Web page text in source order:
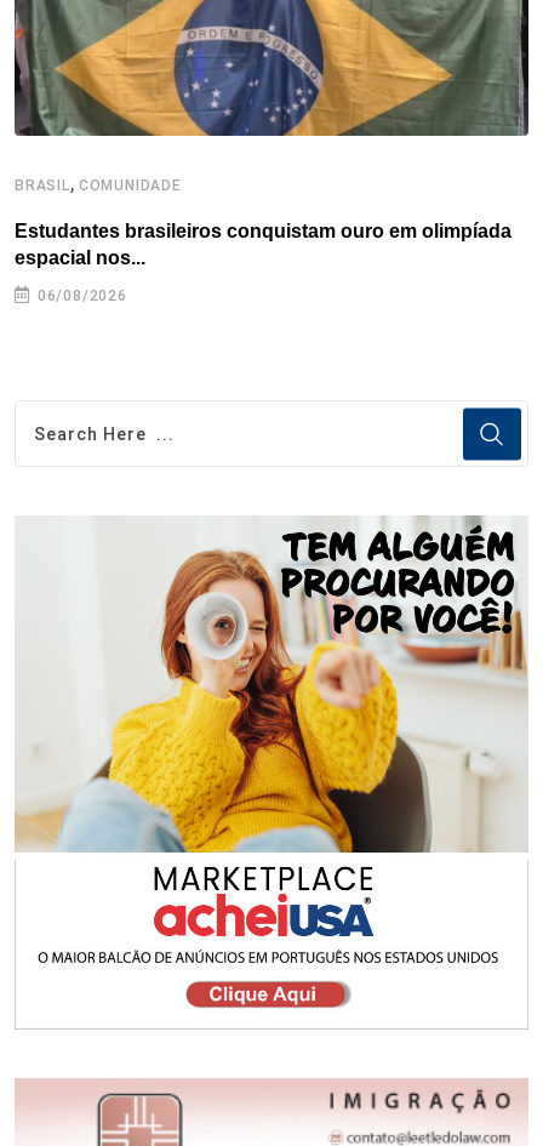
t
BRASIL, COMUNIDADE
Estudantes brasileiros conquistam ouro em olimpíada
espacial nos...
06/08/2026